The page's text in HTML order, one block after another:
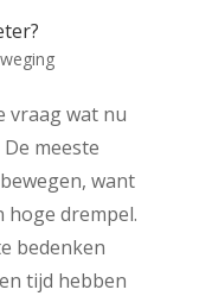
vraag wat nu
meeste
want
hoge drempel.
bedenken
tijd hebben